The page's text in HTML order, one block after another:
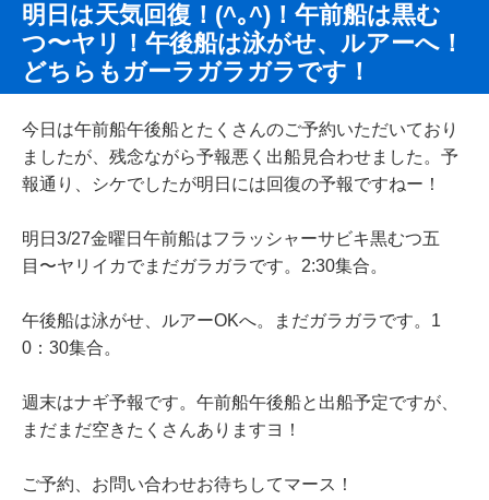
明日は天気回復！(^｡^)！午前船は黒む
つ〜ヤリ！午後船は泳がせ、ルアーへ！
どちらもガーラガラガラです！
今日は午前船午後船とたくさんのご予約いただいており
ましたが、残念ながら予報悪く出船見合わせました。予
報通り、シケでしたが明日には回復の予報ですねー！
明日3/27金曜日午前船はフラッシャーサビキ黒むつ五
目〜ヤリイカでまだガラガラです。2:30集合。
午後船は泳がせ、ルアーOKへ。まだガラガラです。1
0：30集合。
週末はナギ予報です。午前船午後船と出船予定ですが、
まだまだ空きたくさんありますヨ！
ご予約、お問い合わせお待ちしてマース！